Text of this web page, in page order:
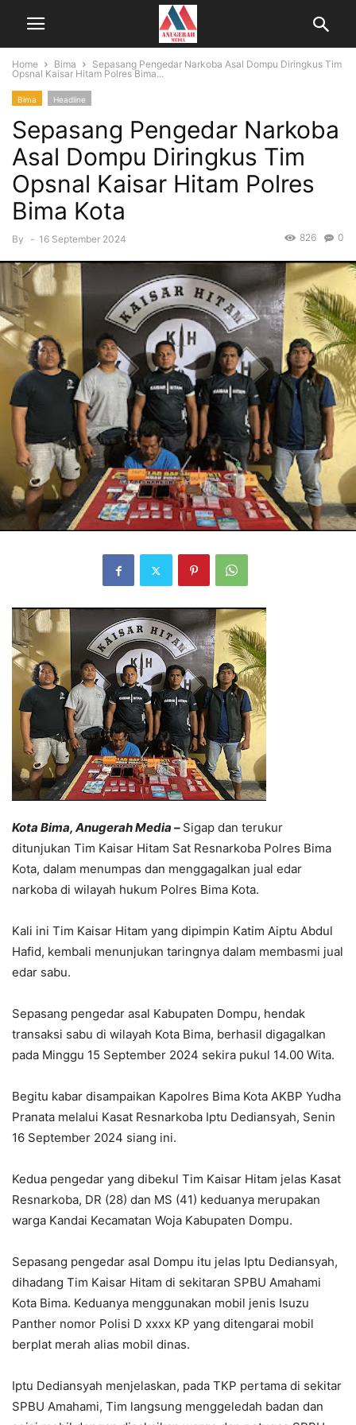
Home Bima
Sepasang Pengedar Narkoba Asal Dompu Diringkus Tim
Opsnal Kaisar Hitam Polres Bima...
Bima Headline
Sepasang Pengedar Narkoba
Asal Dompu Diringkus Tim
Opsnal Kaisar Hitam Polres
Bima Kota
By - 16 September 2024 0
826
Kota Bima, Anugerah Media – Sigap dan terukur
ditunjukan Tim Kaisar Hitam Sat Resnarkoba Polres Bima
Kota, dalam menumpas dan menggagalkan jual edar
narkoba di wilayah hukum Polres Bima Kota.
Kali ini Tim Kaisar Hitam yang dipimpin Katim Aiptu Abdul
Hafid, kembali menunjukan taringnya dalam membasmi jual
edar sabu.
Sepasang pengedar asal Kabupaten Dompu, hendak
transaksi sabu di wilayah Kota Bima, berhasil digagalkan
pada Minggu 15 September 2024 sekira pukul 14.00 Wita.
Begitu kabar disampaikan Kapolres Bima Kota AKBP Yudha
Pranata melalui Kasat Resnarkoba Iptu Dediansyah, Senin
16 September 2024 siang ini.
Kedua pengedar yang dibekul Tim Kaisar Hitam jelas Kasat
Resnarkoba, DR (28) dan MS (41) keduanya merupakan
warga Kandai Kecamatan Woja Kabupaten Dompu.
Sepasang pengedar asal Dompu itu jelas Iptu Dediansyah,
dihadang Tim Kaisar Hitam di sekitaran SPBU Amahami
Kota Bima. Keduanya menggunakan mobil jenis Isuzu
Panther nomor Polisi D xxxx KP yang ditengarai mobil
berplat merah alias mobil dinas.
Iptu Dediansyah menjelaskan, pada TKP pertama di sekitar
SPBU Amahami, Tim langsung menggeledah badan dan